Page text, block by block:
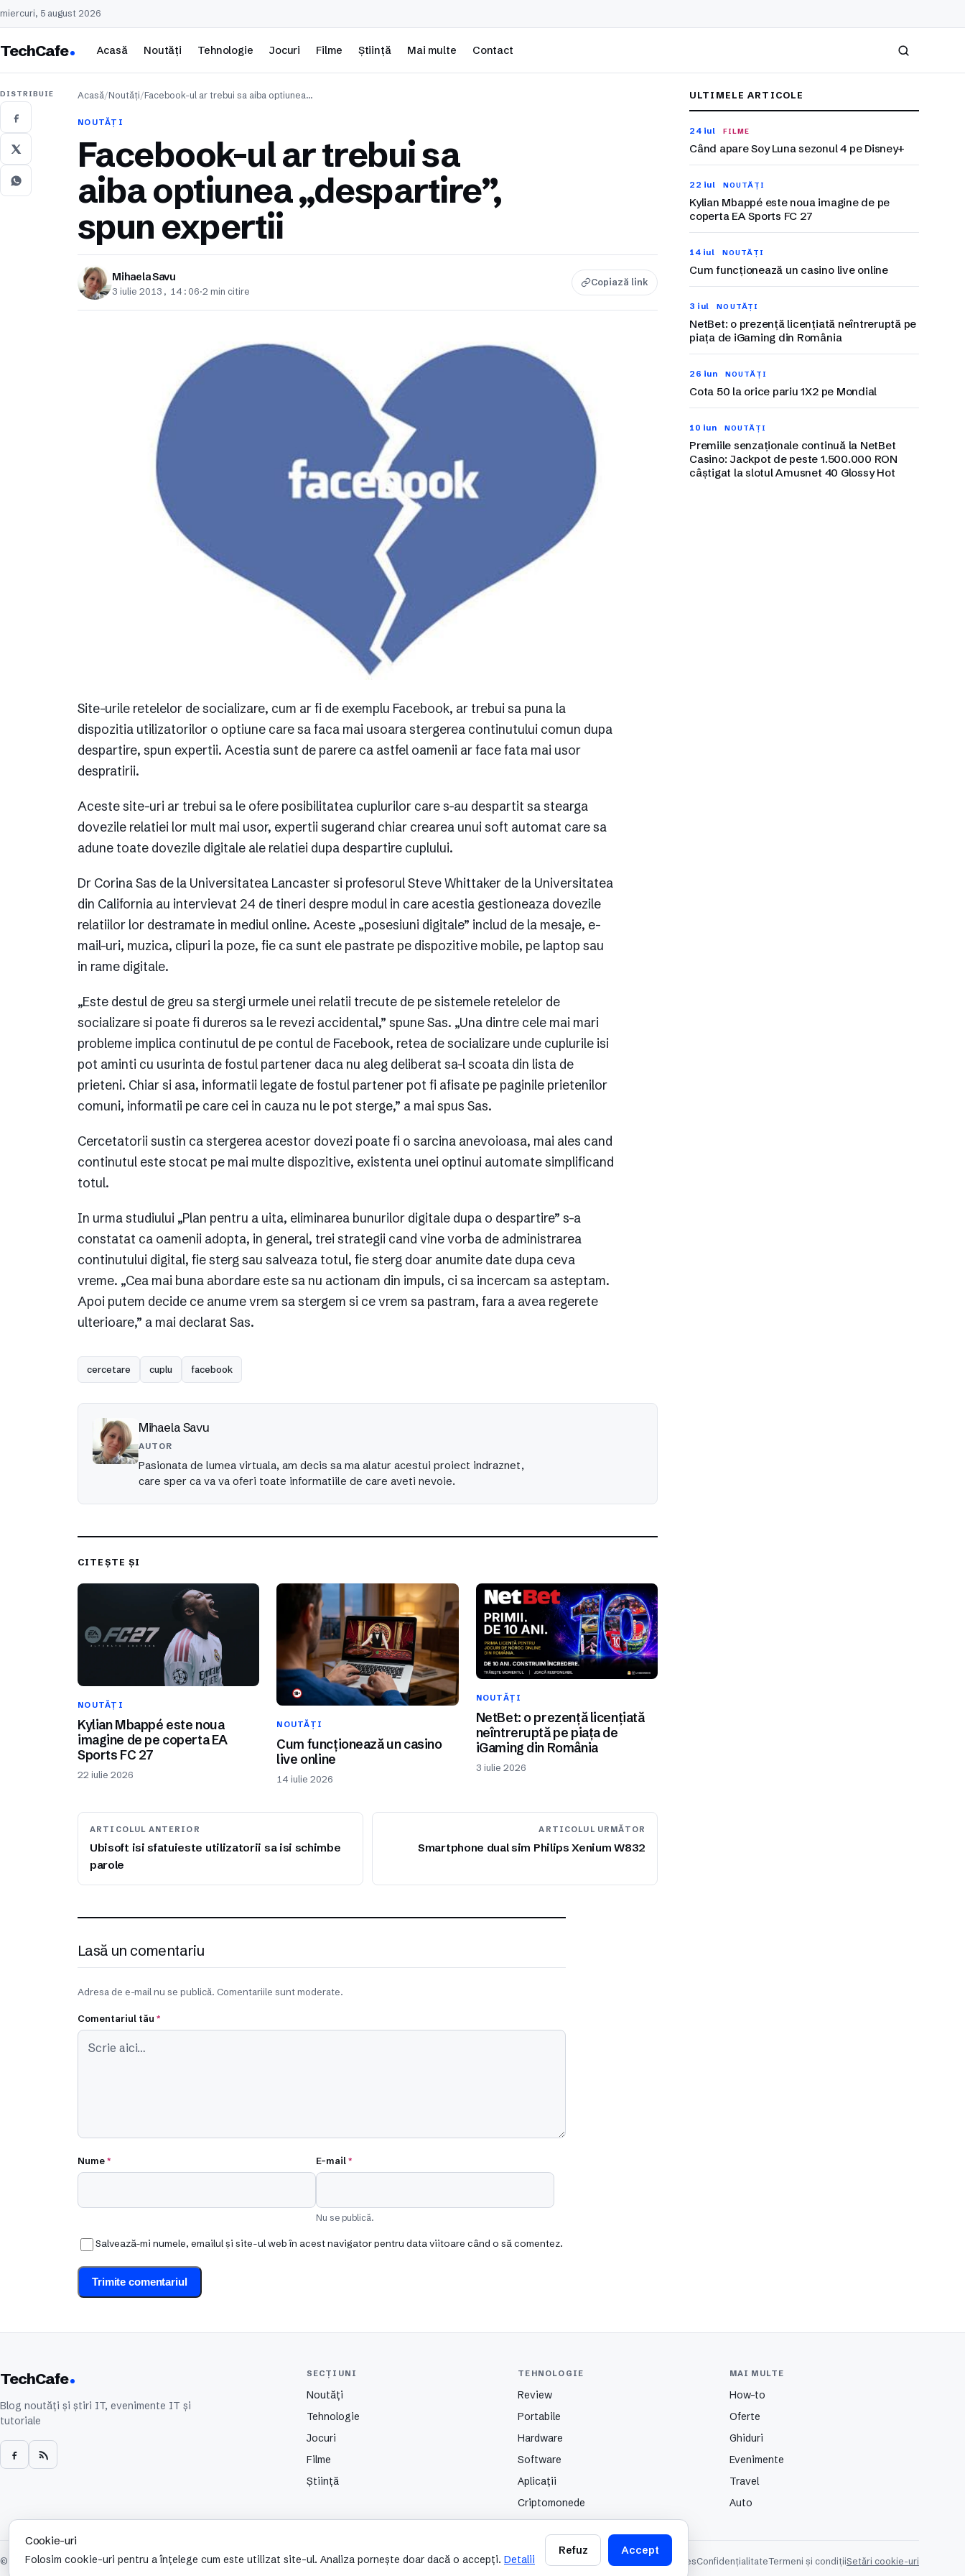
miercuri, 5 august 2026
TechCafe Acasă Noutăți Tehnologie Jocuri Filme Știință Mai multe Contact
Caută
DISTRIBUIE Acasă/Noutăți/Facebook-ul ar trebui sa aiba optiunea…
NOUTĂȚI
Facebook-ul ar trebui sa
aiba optiunea „despartire”,
spun expertii
Mihaela Savu
3 iulie 2013, 14:06·2 min citire
Copiază link
Site-urile retelelor de socializare, cum ar fi de exemplu Facebook, ar trebui sa puna la
dispozitia utilizatorilor o optiune care sa faca mai usoara stergerea continutului comun dupa
despartire, spun expertii. Acestia sunt de parere ca astfel oamenii ar face fata mai usor
despratirii.
Aceste site-uri ar trebui sa le ofere posibilitatea cuplurilor care s-au despartit sa stearga
dovezile relatiei lor mult mai usor, expertii sugerand chiar crearea unui soft automat care sa
adune toate dovezile digitale ale relatiei dupa despartire cuplului.
Dr Corina Sas de la Universitatea Lancaster si profesorul Steve Whittaker de la Universitatea
din California au intervievat 24 de tineri despre modul in care acestia gestioneaza dovezile
relatiilor lor destramate in mediul online. Aceste „posesiuni digitale” includ de la mesaje, e-
mail-uri, muzica, clipuri la poze, fie ca sunt ele pastrate pe dispozitive mobile, pe laptop sau
in rame digitale.
„Este destul de greu sa stergi urmele unei relatii trecute de pe sistemele retelelor de
socializare si poate fi dureros sa le revezi accidental,” spune Sas. „Una dintre cele mai mari
probleme implica continutul de pe contul de Facebook, retea de socializare unde cuplurile isi
pot aminti cu usurinta de fostul partener daca nu aleg deliberat sa-l scoata din lista de
prieteni. Chiar si asa, informatii legate de fostul partener pot fi afisate pe paginile prietenilor
comuni, informatii pe care cei in cauza nu le pot sterge,” a mai spus Sas.
Cercetatorii sustin ca stergerea acestor dovezi poate fi o sarcina anevoioasa, mai ales cand
continutul este stocat pe mai multe dispozitive, existenta unei optinui automate simplificand
totul.
In urma studiului „Plan pentru a uita, eliminarea bunurilor digitale dupa o despartire” s-a
constatat ca oamenii adopta, in general, trei strategii cand vine vorba de administrarea
continutului digital, fie sterg sau salveaza totul, fie sterg doar anumite date dupa ceva
vreme. „Cea mai buna abordare este sa nu actionam din impuls, ci sa incercam sa asteptam.
Apoi putem decide ce anume vrem sa stergem si ce vrem sa pastram, fara a avea regerete
ulterioare,” a mai declarat Sas.
cercetare cuplu facebook
Mihaela Savu
AUTOR
Pasionata de lumea virtuala, am decis sa ma alatur acestui proiect indraznet,
care sper ca va va oferi toate informatiile de care aveti nevoie.
CITEȘTE ȘI
NOUTĂȚI
Kylian Mbappé este noua
imagine de pe coperta EA
Sports FC 27
22 iulie 2026
NOUTĂȚI
Cum funcționează un casino
live online
14 iulie 2026
NOUTĂȚI
NetBet: o prezență licențiată
neîntreruptă pe piața de
iGaming din România
3 iulie 2026
ARTICOLUL ANTERIOR
Ubisoft isi sfatuieste utilizatorii sa isi schimbe
parole
ARTICOLUL URMĂTOR
Smartphone dual sim Philips Xenium W832
Lasă un comentariu
Adresa de e-mail nu se publică. Comentariile sunt moderate.
Comentariul tău *
Nume* E-mail*
Nu se publică.
Salvează-mi numele, emailul și site-ul web în acest navigator pentru data viitoare când o să comentez.
ULTIMELE ARTICOLE
24 iul FILME
Când apare Soy Luna sezonul 4 pe Disney+
22 iul NOUTĂȚI
Kylian Mbappé este noua imagine de pe
coperta EA Sports FC 27
14 iul NOUTĂȚI
Cum funcționează un casino live online
3 iul NOUTĂȚI
NetBet: o prezență licențiată neîntreruptă pe
piața de iGaming din România
26 iun NOUTĂȚI
Cota 50 la orice pariu 1X2 pe Mondial
10 iun NOUTĂȚI
Premiile senzaționale continuă la NetBet
Casino: Jackpot de peste 1.500.000 RON
câștigat la slotul Amusnet 40 Glossy Hot
TechCafe
Blog noutăți și știri IT, evenimente IT și
tutoriale
SECȚIUNI
Noutăți
Tehnologie
Jocuri
Filme
Știință
TEHNOLOGIE
Review
Portabile
Hardware
Software
Aplicații
Criptomonede
MAI MULTE
How-to
Oferte
Ghiduri
Evenimente
Travel
Auto
© 2026 TechCafe. Toate drepturile rezervate. ContactDesprePartenerii nostri Autori CookiesConfidențialitateTermeni și condițiiSetări cookie-uri
Cookie-uri
Folosim cookie-uri pentru a înțelege cum este utilizat site-ul. Analiza pornește doar dacă o accepți. Detalii
Refuz Accept